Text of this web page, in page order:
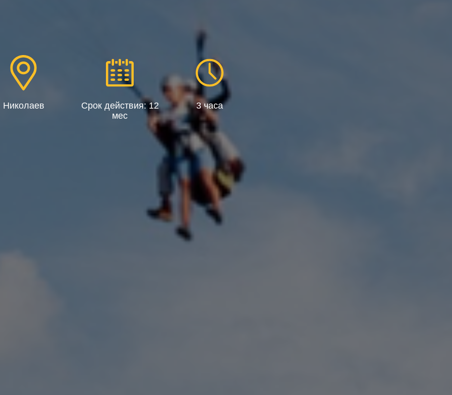
Николаев
Срок действия: 12
мес
3 часа